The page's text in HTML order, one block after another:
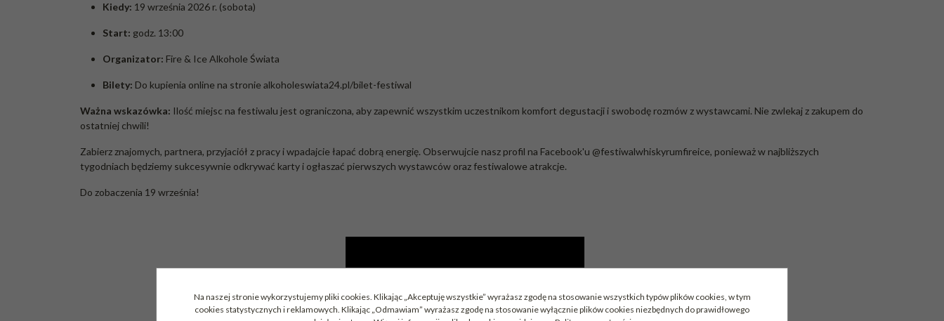
Kiedy: 19 września 2026 r. (sobota)
Start: godz. 13:00
Organizator: Fire & Ice Alkohole Świata
Bilety: Do kupienia online na stronie alkoholeswiata24.pl/bilet-festiwal
Ważna wskazówka: Ilość miejsc na festiwalu jest ograniczona, aby zapewnić wszystkim uczestnikom komfort degustacji i swobodę rozmów z wystawcami. Nie zwlekaj z zakupem do
ostatniej chwili!
Zabierz znajomych, partnera, przyjaciół z pracy i wpadajcie łapać dobrą energię. Obserwujcie nasz profil na Facebook'u @festiwalwhiskyrumfireice, ponieważ w najbliższych
tygodniach będziemy sukcesywnie odkrywać karty i ogłaszać pierwszych wystawców oraz festiwalowe atrakcje.
Do zobaczenia 19 września!
Na naszej stronie wykorzystujemy pliki cookies. Klikając „Akceptuję wszystkie” wyrażasz zgodę na stosowanie wszystkich typów plików cookies, w tym
cookies statystycznych i reklamowych. Klikając „Odmawiam” wyrażasz zgodę na stosowanie wyłącznie plików cookies niezbędnych do prawidłowego